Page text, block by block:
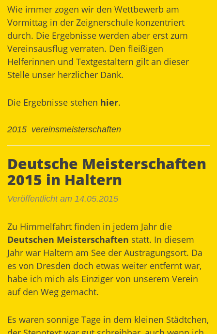
Wie immer zogen wir den Wettbewerb am
Vormittag in der Zeignerschule konzentriert
durch. Die Ergebnisse werden aber erst zum
Vereinsausflug verraten. Den fleißigen
Helferinnen und Textgestaltern gilt an dieser
Stelle unser herzlicher Dank.
Die Ergebnisse stehen hier.
2015 vereinsmeisterschaften
Deutsche Meisterschaften
2015 in Haltern
Veröffentlicht am 14.05.2015
Zu Himmelfahrt finden in jedem Jahr die
Deutschen Meisterschaften statt. In diesem
Jahr war Haltern am See der Austragungsort. Da
es von Dresden doch etwas weiter entfernt war,
habe ich mich als Einziger von unserem Verein
auf den Weg gemacht.
Es waren sonnige Tage in dem kleinen Städtchen,